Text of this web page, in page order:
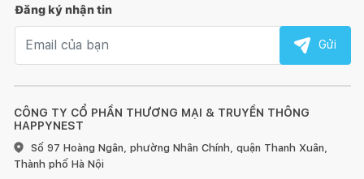
CÔNG TY CỔ PHẦN THƯƠNG MẠI & TRUYỀN THÔNG
HAPPYNEST
Số 97 Hoàng Ngân, phường Nhân Chính, quận Thanh Xuân,
Thành phố Hà Nội
Đăng ký nhận tin
Gửi